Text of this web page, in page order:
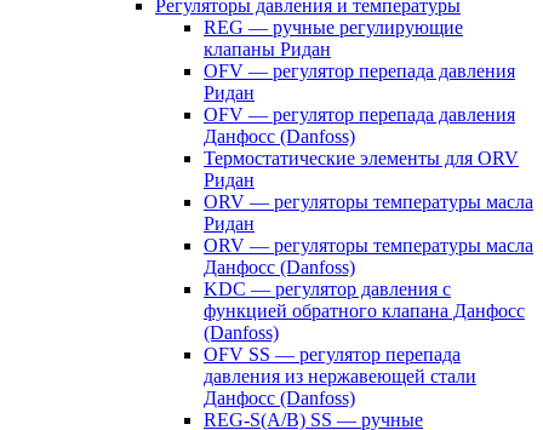
Регуляторы давления и температуры
REG — ручные регулирующие
клапаны Ридан
OFV — регулятор перепада давления
Ридан
OFV — регулятор перепада давления
Данфосс (Danfoss)
Термостатические элементы для ORV
Ридан
ORV — регуляторы температуры масла
Ридан
ORV — регуляторы температуры масла
Данфосс (Danfoss)
KDC — регулятор давления с
функцией обратного клапана Данфосс
(Danfoss)
OFV SS — регулятор перепада
давления из нержавеющей стали
Данфосс (Danfoss)
REG-S(A/B) SS — ручные